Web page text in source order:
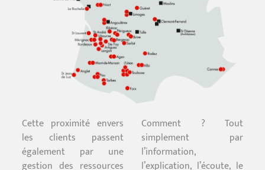
Cette proximité envers
les clients passent
également par une
gestion des ressources
Comment ? Tout
simplement par
l’information,
l’explication, l’écoute, le